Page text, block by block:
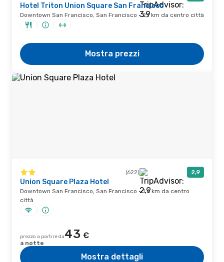
Hotel Triton Union Square San Francisco
Downtown San Francisco, San Francisco · 2,1 km da centro città
Mostra prezzi
(622) 2,9
Union Square Plaza Hotel
Downtown San Francisco, San Francisco · 1,6 km da centro
città
prezzo a partire da43 €
a notte
Mostra dettagli